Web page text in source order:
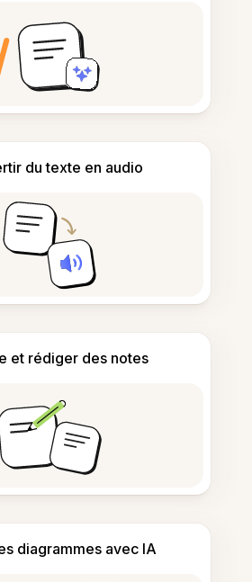
du texte en audio
et rédiger des notes
diagrammes avec IA